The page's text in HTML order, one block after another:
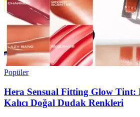
Popüler
Hera Sensual Fitting Glow Tint:
Kalıcı Doğal Dudak Renkleri